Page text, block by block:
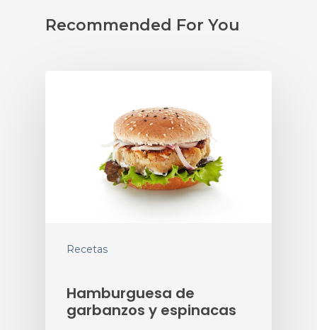
Recommended For You
Recetas
Hamburguesa de
garbanzos y espinacas